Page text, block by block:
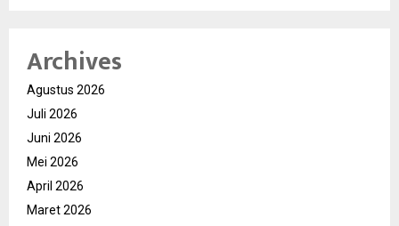
Archives
Agustus 2026
Juli 2026
Juni 2026
Mei 2026
April 2026
Maret 2026